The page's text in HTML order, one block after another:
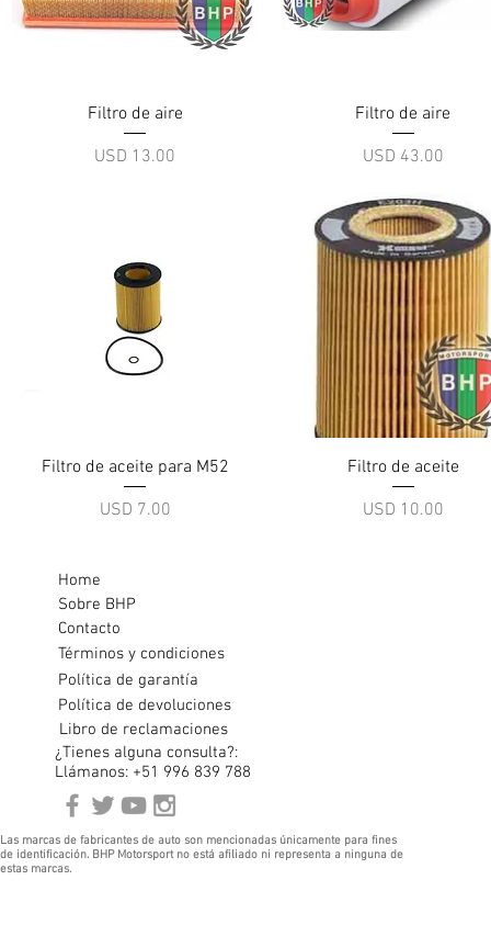
Vista rápida
Filtro de aire
Precio
USD 13.00
Vista rápida
Filtro de aire
Precio
USD 43.00
Vista rápida
Filtro de aceite para M52
Precio
USD 7.00
Vista rápida
Filtro de aceite
Precio
USD 10.00
Home
Sobre BHP
Contacto
Términos y condiciones
Política de garantía
Política de devoluciones
Libro de reclamaciones
¿Tienes alguna consulta?:
Llámanos: +51 996 839 788
Las marcas de fabricantes de auto son mencionadas únicamente para fines
de identificación. BHP Motorsport no está afiliado ni representa a ninguna de
estas marcas.